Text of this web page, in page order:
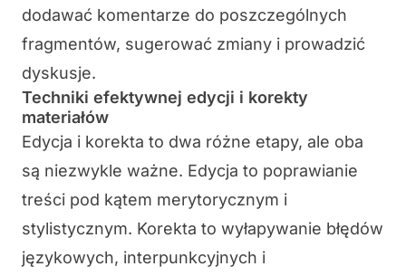
dodawać komentarze do poszczególnych
fragmentów, sugerować zmiany i prowadzić
dyskusje.
Techniki efektywnej edycji i korekty
materiałów
Edycja i korekta to dwa różne etapy, ale oba
są niezwykle ważne. Edycja to poprawianie
treści pod kątem merytorycznym i
stylistycznym. Korekta to wyłapywanie błędów
językowych, interpunkcyjnych i